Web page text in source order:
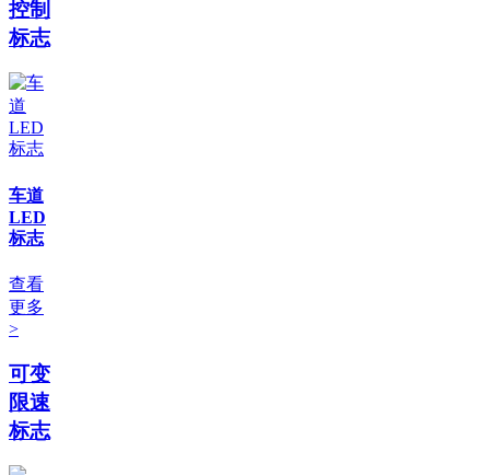
控制
标志
车道
LED
标志
查看
更多
>
可变
限速
标志